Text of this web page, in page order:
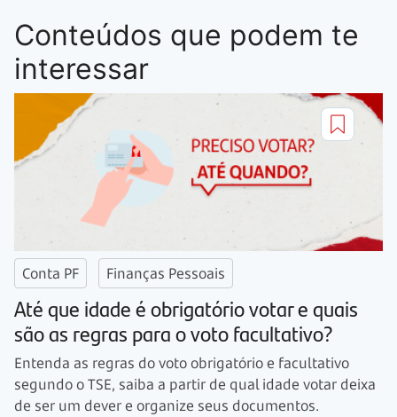
Conteúdos que podem te
interessar
Conta PF Finanças Pessoais
Até que idade é obrigatório votar e quais
são as regras para o voto facultativo?
Entenda as regras do voto obrigatório e facultativo
segundo o TSE, saiba a partir de qual idade votar deixa
de ser um dever e organize seus documentos.